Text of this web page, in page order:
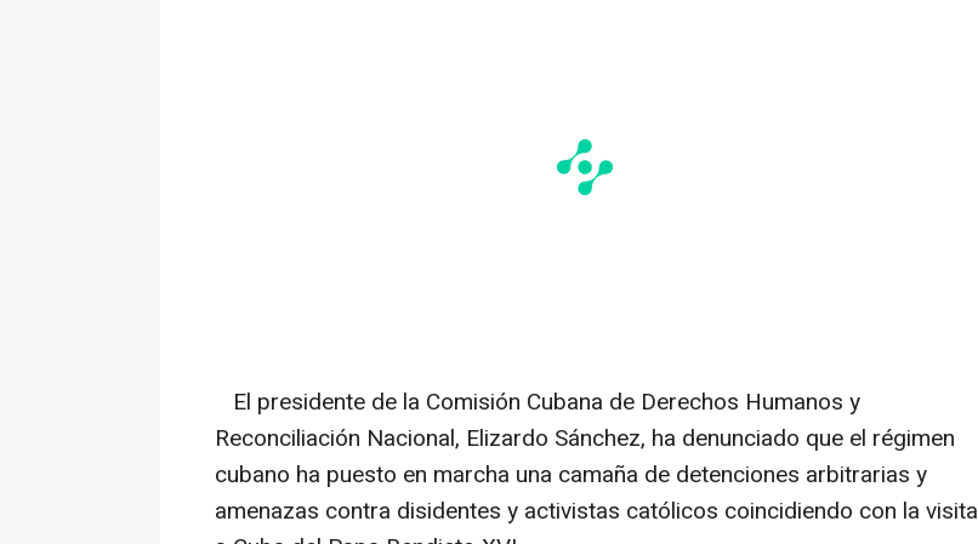
El presidente de la Comisión Cubana de Derechos Humanos y
Reconciliación Nacional, Elizardo Sánchez, ha denunciado que el régimen
cubano ha puesto en marcha una camaña de detenciones arbitrarias y
amenazas contra disidentes y activistas católicos coincidiendo con la visita